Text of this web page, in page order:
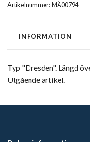
Artikelnummer:MÄ00794
INFORMATION
Typ "Dresden". Längd
Utgående artikel.